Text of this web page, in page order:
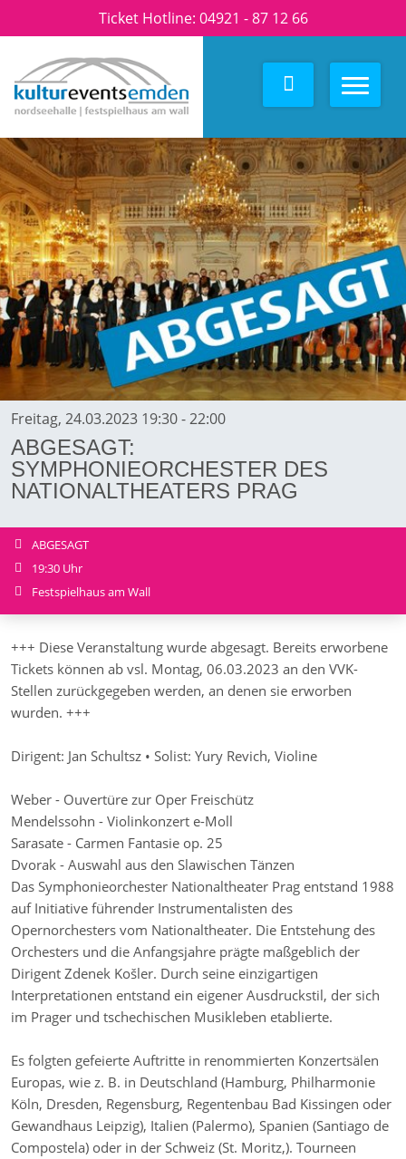
Ticket Hotline: 04921 - 87 12 66
Freitag, 24.03.2023 19:30 - 22:00
ABGESAGT:
SYMPHONIEORCHESTER DES
NATIONALTHEATERS PRAG
ABGESAGT
19:30 Uhr
Festspielhaus am Wall
+++ Diese Veranstaltung wurde abgesagt. Bereits erworbene
Tickets können ab vsl. Montag, 06.03.2023 an den VVK-
Stellen zurückgegeben werden, an denen sie erworben
wurden. +++
Dirigent: Jan Schultsz • Solist: Yury Revich, Violine
Weber - Ouvertüre zur Oper Freischütz
Mendelssohn - Violinkonzert e-Moll
Sarasate - Carmen Fantasie op. 25
Dvorak - Auswahl aus den Slawischen Tänzen
Das Symphonieorchester Nationaltheater Prag entstand 1988
auf Initiative führender Instrumentalisten des
Opernorchesters vom Nationaltheater. Die Entstehung des
Orchesters und die Anfangsjahre prägte maßgeblich der
Dirigent Zdenek Košler. Durch seine einzigartigen
Interpretationen entstand ein eigener Ausdruckstil, der sich
im Prager und tschechischen Musikleben etablierte.
Es folgten gefeierte Auftritte in renommierten Konzertsälen
Europas, wie z. B. in Deutschland (Hamburg, Philharmonie
Köln, Dresden, Regensburg, Regentenbau Bad Kissingen oder
Gewandhaus Leipzig), Italien (Palermo), Spanien (Santiago de
Compostela) oder in der Schweiz (St. Moritz,). Tourneen